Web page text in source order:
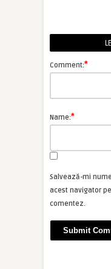
Comment:*
Name:*
Salvează-mi
acest navigator
comentez.